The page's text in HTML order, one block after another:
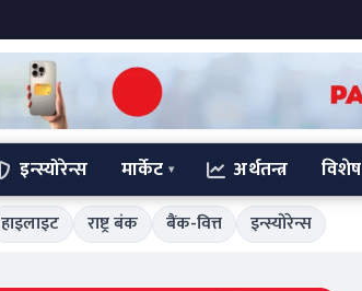
इन्स्योरेन्स मार्केट अर्थतन्त्र विशेष
हाइलाइट राष्ट्र बंक बैंक-वित्त इन्स्योरेन्स